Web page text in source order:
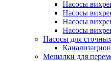
Насосы
Насосы
Насосы
Насосы
Насосы для
Мешалки для